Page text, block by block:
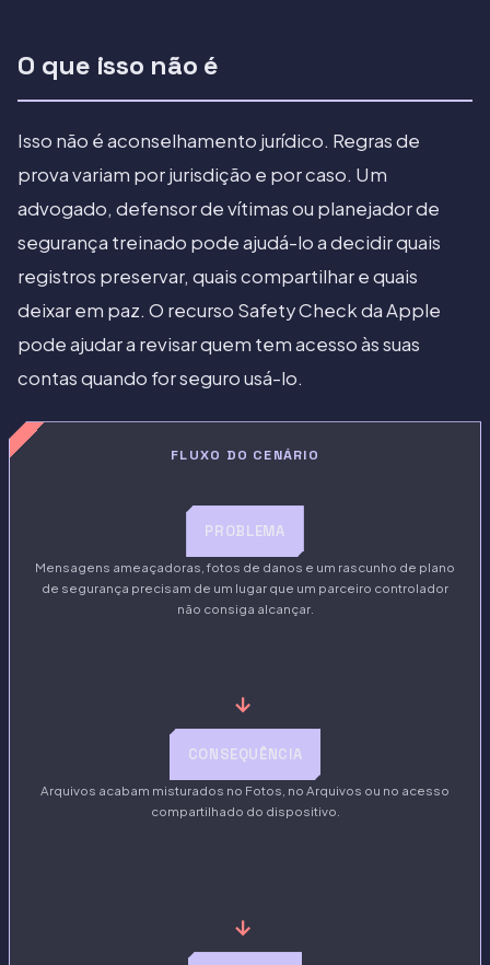
O que isso não é
Isso não é aconselhamento jurídico. Regras de
prova variam por jurisdição e por caso. Um
advogado, defensor de vítimas ou planejador de
segurança treinado pode ajudá-lo a decidir quais
registros preservar, quais compartilhar e quais
deixar em paz. O recurso Safety Check da Apple
pode ajudar a revisar quem tem acesso às suas
contas quando for seguro usá-lo.
FLUXO DO CENÁRIO
PROBLEMA
Mensagens ameaçadoras, fotos de danos e um rascunho de plano
de segurança precisam de um lugar que um parceiro controlador
não consiga alcançar.
→
CONSEQUÊNCIA
Arquivos acabam misturados no Fotos, no Arquivos ou no acesso
compartilhado do dispositivo.
→